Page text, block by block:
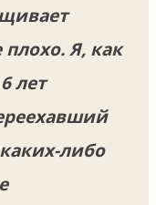
Я, как
лет
либо